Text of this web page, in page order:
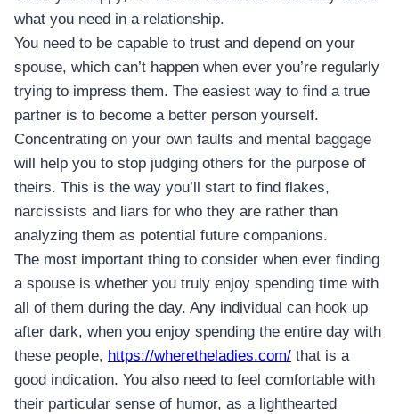
what you need in a relationship.
You need to be capable to trust and depend on your
spouse, which can’t happen when ever you’re regularly
trying to impress them. The easiest way to find a true
partner is to become a better person yourself.
Concentrating on your own faults and mental baggage
will help you to stop judging others for the purpose of
theirs. This is the way you’ll start to find flakes,
narcissists and liars for who they are rather than
analyzing them as potential future companions.
The most important thing to consider when ever finding
a spouse is whether you truly enjoy spending time with
all of them during the day. Any individual can hook up
after dark, when you enjoy spending the entire day with
these people, https://wheretheladies.com/ that is a
good indication. You also need to feel comfortable with
their particular sense of humor, as a lighthearted